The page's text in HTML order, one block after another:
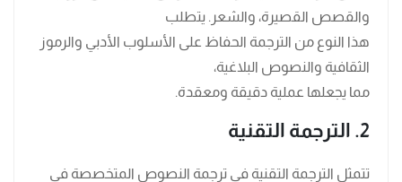
والقصص القصيرة، والشعر. يتطلب
هذا النوع من الترجمة الحفاظ على الأسلوب الأدبي والرموز
الثقافية والنصوص البلاغية،
مما يجعلها عملية دقيقة ومعقدة.
2. الترجمة التقنية
تتمثل الترجمة التقنية في ترجمة النصوص المتخصصة في